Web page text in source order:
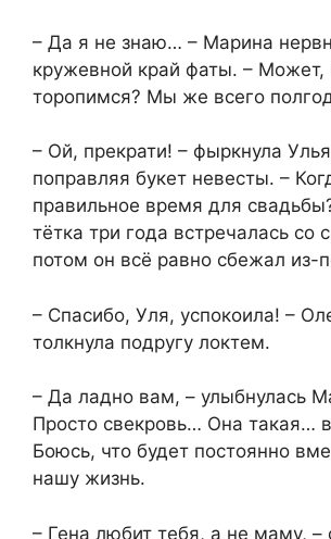
– Да я не знаю… – Марина
кружевной край фаты. –
торопимся? Мы же всего
– Ой, прекрати! – фыркнула
поправляя букет невесты. –
правильное время для
тётка три года встречалась со
потом он всё равно сбежал из-
– Спасибо, Уля, успокоила! –
толкнула подругу локтем.
– Да ладно вам, – улыбнулась
Просто свекровь… Она такая…
Боюсь, что будет постоянно
нашу жизнь.
– Гена любит тебя, а не маму, –